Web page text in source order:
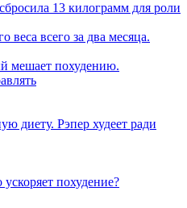
13 килограмм для роли
веса всего за два месяца.
мешает похудению.
диету. Рэпер худеет ради
похудение?